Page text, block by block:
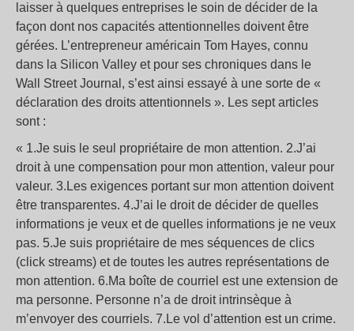
laisser à quelques entreprises le soin de décider de la
façon dont nos capacités attentionnelles doivent être
gérées. L’entrepreneur américain Tom Hayes, connu
dans la Silicon Valley et pour ses chroniques dans le
Wall Street Journal, s’est ainsi essayé à une sorte de «
déclaration des droits attentionnels ». Les sept articles
sont :
« 1.Je suis le seul propriétaire de mon attention. 2.J’ai
droit à une compensation pour mon attention, valeur pour
valeur. 3.Les exigences portant sur mon attention doivent
être transparentes. 4.J’ai le droit de décider de quelles
informations je veux et de quelles informations je ne veux
pas. 5.Je suis propriétaire de mes séquences de clics
(click streams) et de toutes les autres représentations de
mon attention. 6.Ma boîte de courriel est une extension de
ma personne. Personne n’a de droit intrinsèque à
m’envoyer des courriels. 7.Le vol d’attention est un crime.